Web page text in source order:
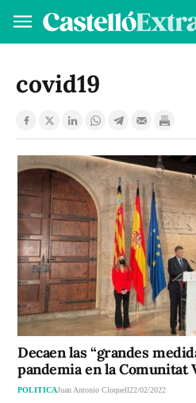
VA
covid19
Decaen las “grandes
pandemia en la Comunitat
POLITICAJuan Antonio Cloquell22/02/2022